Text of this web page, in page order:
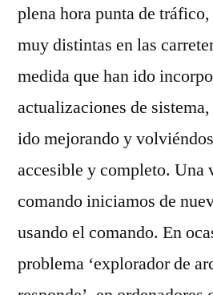
plena hora punta de
muy distintas en las
medida que han ido
actualizaciones de
ido mejorando y
accesible y completo. Una
comando iniciamos de
usando el comando. En
problema ‘explorador de